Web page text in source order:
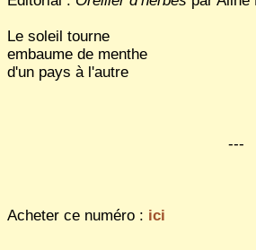
Le soleil tourne
embaume de menthe
d'un pays à l'autre
---
Acheter ce numéro : ici